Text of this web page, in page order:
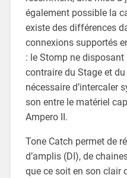
également possible la
existe des différences
connexions supportés
: le Stomp ne disposant
contraire du Stage et du
nécessaire d’intercaler
son entre le matériel
Ampero II.
Tone Catch permet de
d’amplis (DI), de
que ce soit en son clair